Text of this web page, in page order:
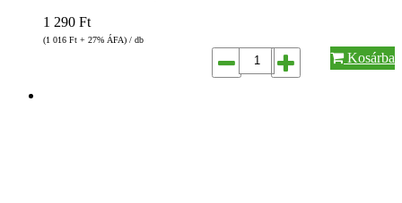
1 290 Ft
(1 016 Ft + 27% ÁFA) / db
Kosárba